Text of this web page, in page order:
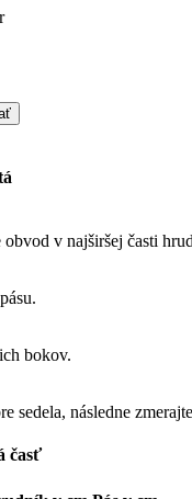
v najširšej časti
bokov.
sedela, následne
časť